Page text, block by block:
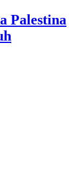
Palestina